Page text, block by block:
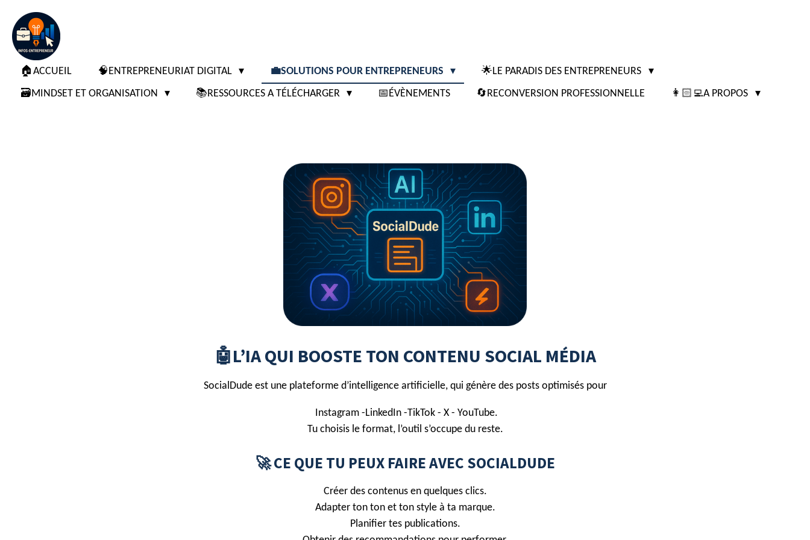
Passer
au
contenu
principal
🏠ACCUEIL 🧠ENTREPRENEURIAT DIGITAL 💼SOLUTIONS POUR ENTREPRENEURS
🌟LE PARADIS DES ENTREPRENEURS
🗃️MINDSET ET ORGANISATION
📚RESSOURCES A TÉLÉCHARGER 📅ÉVÈNEMENTS 🔄RECONVERSION PROFESSIONNELLE 👩🏻‍💻A PROPOS
🤖L’IA QUI BOOSTE TON CONTENU SOCIAL MÉDIA
SocialDude est une plateforme d’intelligence artificielle, qui génère des posts optimisés pour
Instagram -LinkedIn -TikTok - X - YouTube.
Tu choisis le format, l’outil s’occupe du reste.
🚀 CE QUE TU PEUX FAIRE AVEC SOCIALDUDE
Créer des contenus en quelques clics.
Adapter ton ton et ton style à ta marque.
Planifier tes publications.